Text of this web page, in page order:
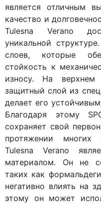
является отличным
качество и
Tulesna Verano
уникальной
слоев, которые
стойкость к
износу. На верхнем
защитный слой из
делает его
Благодаря этому
сохраняет свой
протяжении многих
Tulesna Verano
материалом. Он не
таких как
негативно влиять на
этому он может